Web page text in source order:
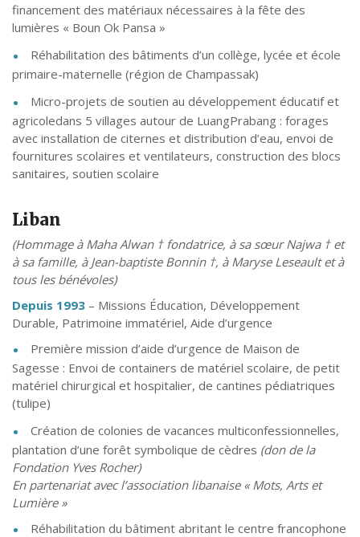
financement des matériaux nécessaires à la fête des
lumières « Boun Ok Pansa »
Réhabilitation des bâtiments d’un collège, lycée et école
primaire-maternelle (région de Champassak)
Micro-projets de soutien au développement éducatif et
agricoledans 5 villages autour de LuangPrabang : forages
avec installation de citernes et distribution d’eau, envoi de
fournitures scolaires et ventilateurs, construction des blocs
sanitaires, soutien scolaire
Liban
(Hommage à Maha Alwan † fondatrice, à sa sœur Najwa † et
à sa famille, à Jean-baptiste Bonnin †, à Maryse Leseault et à
tous les bénévoles)
Depuis 1993 – Missions Éducation, Développement
Durable, Patrimoine immatériel, Aide d’urgence
Première mission d’aide d’urgence de Maison de
Sagesse : Envoi de containers de matériel scolaire, de petit
matériel chirurgical et hospitalier, de cantines pédiatriques
(tulipe)
Création de colonies de vacances multiconfessionnelles,
plantation d’une forêt symbolique de cèdres (don de la
Fondation Yves Rocher)
En partenariat avec l’association libanaise « Mots, Arts et
Lumière »
Réhabilitation du bâtiment abritant le centre francophone